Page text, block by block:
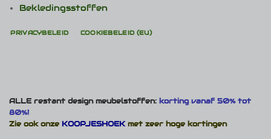
Bekledingsstoffen
PRIVACYBELEID COOKIEBELEID (EU)
ALLE restant design meubelstoffen: korting vanaf 50% tot
80%!
Zie ook onze KOOPJESHOEKmet zeer hoge kortingen